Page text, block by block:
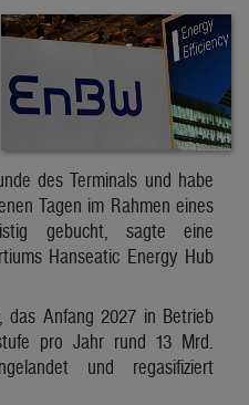
des Terminals und habe
Tagen im Rahmen eines
gebucht, sagte eine
Hanseatic Energy Hub
das Anfang 2027 in Betrieb
pro Jahr rund 13 Mrd.
und regasifiziert